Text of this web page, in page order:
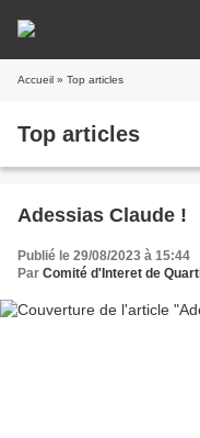
Accueil » Top articles
Top articles
Adessias Claude !
Publié le 29/08/2023 à 15:44
Par Comité d'Interet de